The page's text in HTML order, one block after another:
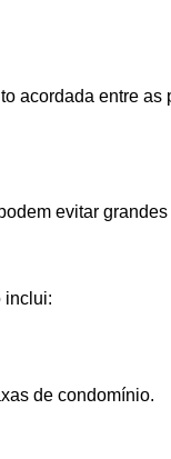
acordada entre
evitar
inclui:
de condomínio.